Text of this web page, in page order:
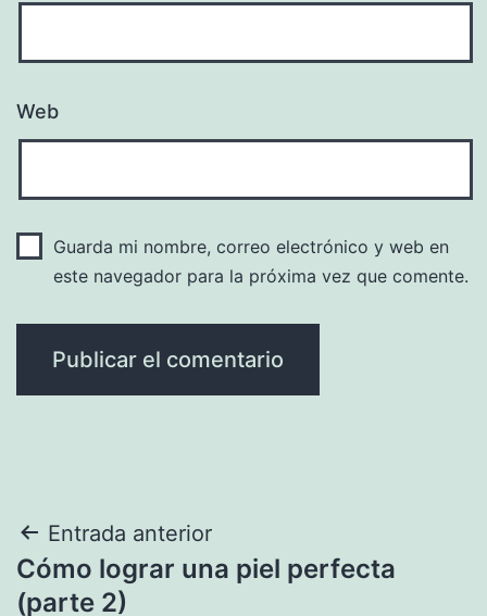
Web
Guarda mi nombre, correo electrónico y web en
este navegador para la próxima vez que comente.
Navegación
de
Entrada anterior
Cómo lograr una piel perfecta
(parte 2)